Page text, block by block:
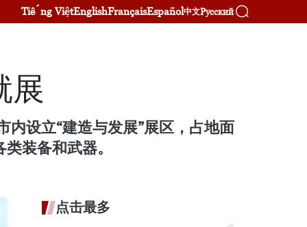
Tiếng ViệtEnglishFrançaisEspañol中文Русский
展
设立“建造与发展”展区，占地面
装备和武器。
点击最多